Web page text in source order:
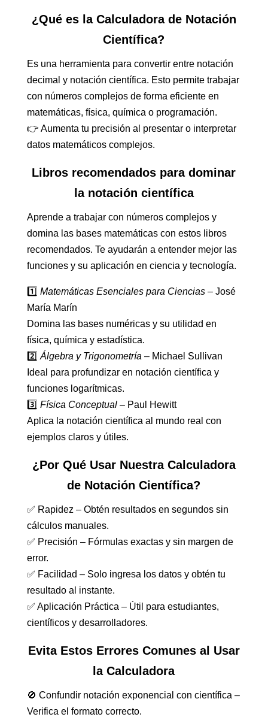
¿Qué es la Calculadora de Notación
Científica?
Es una herramienta para convertir entre notación
decimal y notación científica. Esto permite trabajar
con números complejos de forma eficiente en
matemáticas, física, química o programación.
👉 Aumenta tu precisión al presentar o interpretar
datos matemáticos complejos.
Libros recomendados para dominar
la notación científica
Aprende a trabajar con números complejos y
domina las bases matemáticas con estos libros
recomendados. Te ayudarán a entender mejor las
funciones y su aplicación en ciencia y tecnología.
1️⃣ Matemáticas Esenciales para Ciencias– José
María Marín
Domina las bases numéricas y su utilidad en
física, química y estadística.
2️⃣ Álgebra y Trigonometría – Michael Sullivan
Ideal para profundizar en notación científica y
funciones logarítmicas.
3️⃣ Física Conceptual– Paul Hewitt
Aplica la notación científica al mundo real con
ejemplos claros y útiles.
¿Por Qué Usar Nuestra Calculadora
de Notación Científica?
✅ Rapidez – Obtén resultados en segundos sin
cálculos manuales.
✅ Precisión – Fórmulas exactas y sin margen de
error.
✅ Facilidad – Solo ingresa los datos y obtén tu
resultado al instante.
✅ Aplicación Práctica – Útil para estudiantes,
científicos y desarrolladores.
Evita Estos Errores Comunes al Usar
la Calculadora
🚫 Confundir notación exponencial con científica –
Verifica el formato correcto.